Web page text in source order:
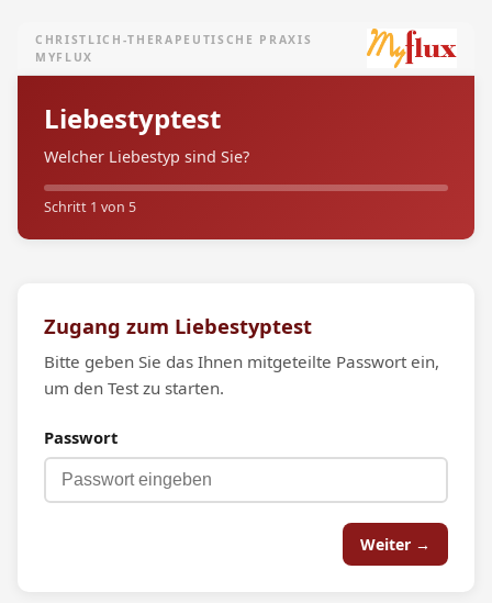
CHRISTLICH-THERAPEUTISCHE PRAXIS
MYFLUX
Liebestyptest
Welcher Liebestyp sind Sie?
Schritt 1 von 5
Zugang zum Liebestyptest
Bitte geben Sie das Ihnen mitgeteilte Passwort ein,
um den Test zu starten.
Passwort
Weiter →